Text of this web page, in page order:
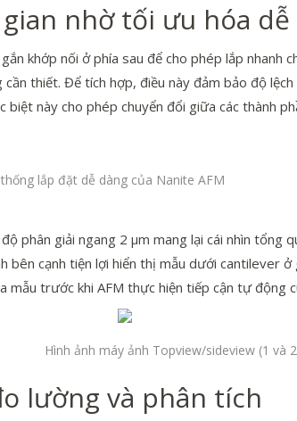
nhờ tối ưu hóa
khớp nối ở phía sau để cho phép lắp nhanh
thiết. Để tích hợp, điều này đảm bảo độ
biệt này cho phép chuyển đổi giữa các thành
thống lắp đặt dễ dàng của Nanite AFM
phân giải ngang 2 µm mang lại cái nhìn tổng
bên cạnh tiện lợi hiển thị mẫu dưới cantilever
mẫu trước khi AFM thực hiện tiếp cận tự động
Hình ảnh máy ảnh Topview/sideview (1 và
lường và phân tích